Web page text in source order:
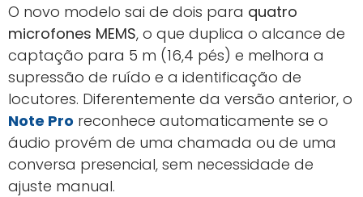
O novo modelo sai de dois para quatro
microfones MEMS, o que duplica o alcance de
captação para 5 m (16,4 pés) e melhora a
supressão de ruído e a identificação de
locutores. Diferentemente da versão anterior, o
Note Pro reconhece automaticamente se o
áudio provém de uma chamada ou de uma
conversa presencial, sem necessidade de
ajuste manual.